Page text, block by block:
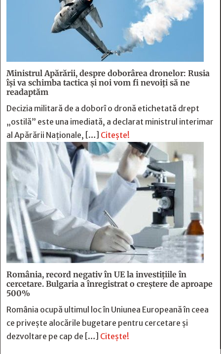
Ministrul Apărării, despre doborârea dronelor: Rusia
îşi va schimba tactica şi noi vom fi nevoiţi să ne
readaptăm
Decizia militară de a doborî o dronă etichetată drept
„ostilă” este una imediată, a declarat ministrul interimar
al Apărării Naţionale, […] Citește!
România, record negativ în UE la investițiile în
cercetare. Bulgaria a înregistrat o creștere de aproape
500%
România ocupă ultimul loc în Uniunea Europeană în ceea
ce privește alocările bugetare pentru cercetare și
dezvoltare pe cap de […] Citește!